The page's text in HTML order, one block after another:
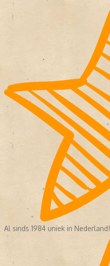
Al sinds 1984 uniek in Nederland!